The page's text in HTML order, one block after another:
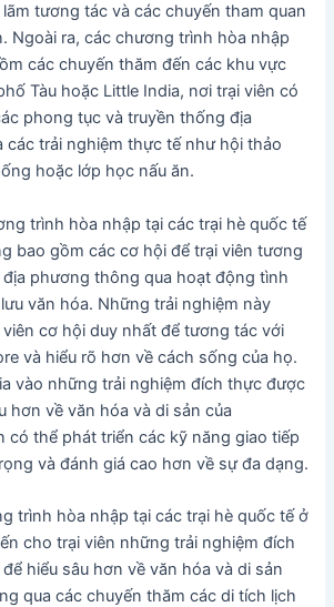
tương tác và các chuyến tham quan
Ngoài ra, các chương trình hòa nhập
các chuyến thăm đến các khu vực
Tàu hoặc Little India, nơi trại viên có
phong tục và truyền thống địa
các trải nghiệm thực tế như hội thảo
hoặc lớp học nấu ăn.
trình hòa nhập tại các trại hè quốc tế
bao gồm các cơ hội để trại viên tương
phương thông qua hoạt động tình
văn hóa. Những trải nghiệm này
cơ hội duy nhất để tương tác với
và hiểu rõ hơn về cách sống của họ.
vào những trải nghiệm đích thực được
hơn về văn hóa và di sản của
có thể phát triển các kỹ năng giao tiếp
và đánh giá cao hơn về sự đa dạng.
trình hòa nhập tại các trại hè quốc tế ở
cho trại viên những trải nghiệm đích
hiểu sâu hơn về văn hóa và di sản
qua các chuyến thăm các di tích lịch